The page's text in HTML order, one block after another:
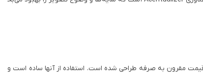
مقرون به صرفه طراحی شده است. استفاده از آنها ساده است و